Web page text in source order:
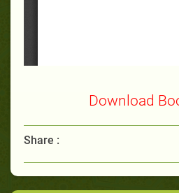
Download
Share :